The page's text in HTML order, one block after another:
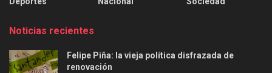
Noticias recientes
Felipe Piña: la vieja política disfrazada de
renovación